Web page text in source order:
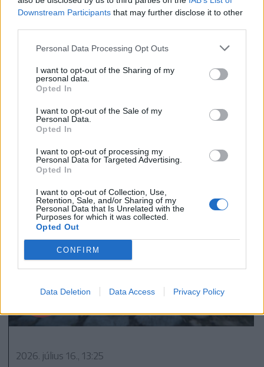
Downstream Participants that may further disclose it to other
Personal Data Processing Opt Outs
I want to opt-out of the Sharing of my
personal data.
Opted In
I want to opt-out of the Sale of my
Personal Data.
Opted In
I want to opt-out of processing my
Personal Data for Targeted Advertising.
Opted In
I want to opt-out of Collection, Use,
Retention, Sale, and/or Sharing of my
Personal Data that Is Unrelated with the
Purposes for which it was collected.
Opted Out
CONFIRM
Data Deletion Data Access Privacy Policy
2026. július 17., 17:03
Új fejezet kezdődik a gernyeszegi
Teleki-kastély történetében
2026. július 16., 13:25